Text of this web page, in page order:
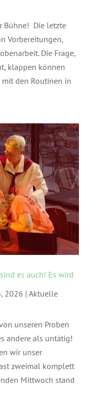
Bühne! Die letzte
Vorbereitungen,
Die Frage,
klappen können
den Routinen in
es auch! Es wird
2026 | Aktuelle
unseren Proben
andere als untätig!
wir unser
zweimal komplett
Mittwoch stand